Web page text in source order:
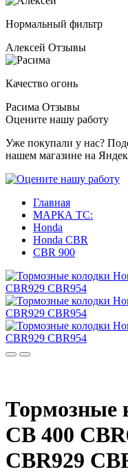
Нормальный фильтр
Алексей Отзывы
Качество огонь
Расима Отзывы
Оцените нашу работу
Уже покупали у нас?
нашем магазине на
Главная
МАРКА ТС:
Honda
Honda CBR
CBR 900
Тормозные
CB 400
CBR929